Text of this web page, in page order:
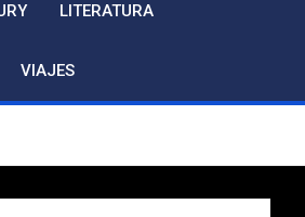
LITERATURA
VIAJES